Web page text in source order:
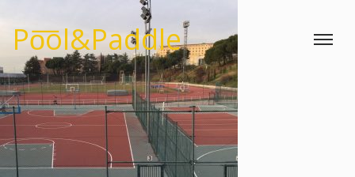
Po͞ol&Paddle